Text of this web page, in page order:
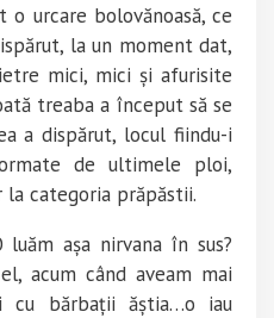
o urcare bolovănoasă, ce
la un moment dat,
mici, mici și afurisite
treaba a început să se
a dispărut, locul fiindu-i
de ultimele ploi,
la categoria prăpăstii.
așa nirvana în sus?
acum când aveam mai
cu bărbații ăștia…o iau